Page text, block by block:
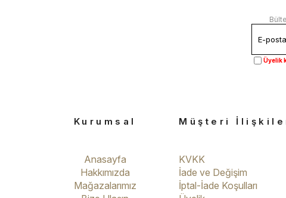
Üyelik
Kurumsal
Anasayfa
Hakkımızda
Mağazalarımız
Müşteri
KVKK
İade ve Değişim
İptal-İade Koşulları